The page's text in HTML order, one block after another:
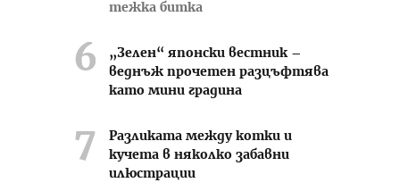
тежка битка
„Зелен“ японски вестник –
веднъж прочетен разцъфтява
като мини градина
Разликата между котки и
кучета в няколко забавни
илюстрации